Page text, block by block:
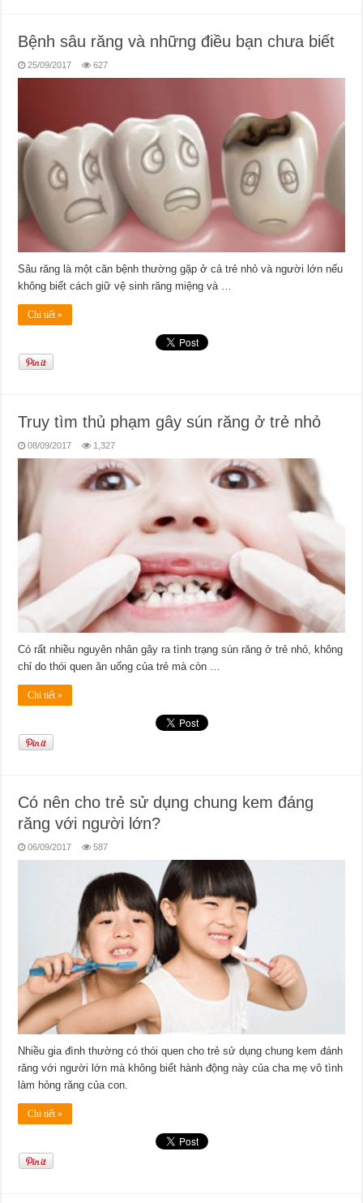
Bệnh sâu răng và những điều bạn chưa biết
25/09/2017 627
Sâu răng là một căn bệnh thường gặp ở cả trẻ nhỏ và người lớn nếu
không biết cách giữ vệ sinh răng miệng và …
Chi tiết »
Truy tìm thủ phạm gây sún răng ở trẻ nhỏ
08/09/2017 1,327
Có rất nhiều nguyên nhân gây ra tình trạng sún răng ở trẻ nhỏ, không
chỉ do thói quen ăn uống của trẻ mà còn …
Chi tiết »
Có nên cho trẻ sử dụng chung kem đáng
răng với người lớn?
06/09/2017 587
Nhiều gia đình thường có thói quen cho trẻ sử dụng chung kem đánh
răng với người lớn mà không biết hành động này của cha mẹ vô tình
làm hỏng răng của con.
Chi tiết »